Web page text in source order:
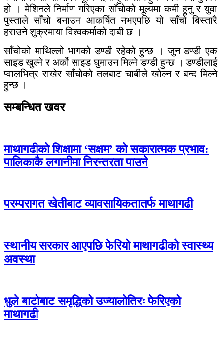
हो । मेशिनले निर्माण गरिएका साँचोको मूल्यमा कमी हुनु र युवा
पुस्ताले साँचो बनाउन आकर्षित नभएपछि यो साँचो बिस्तारै
हराउने शुक्रमाया विश्वकर्माको दाबी छ ।
साँचोको माथिल्लो भागको डण्डी रहेको हुन्छ । जुन डण्डी एक
साइड खुल्ने र अर्को साइड घुमाउन मिल्ने डण्डी हुन्छ । डण्डीलाई
प्वालभित्र राखेर साँचोको तलबाट चाबीले खोल्न र बन्द मिल्ने
हुन्छ ।
सम्बन्धित खवर
माथागढीको शिक्षामा ‘सक्षम’ को सकारात्मक प्रभाव:
पालिकाकै लगानीमा निरन्तरता पाउने
परम्परागत खेतीबाट व्यावसायिकतातर्फ माथागढी
स्थानीय सरकार आएपछि फेरियो माथागढीको स्वास्थ्य
अवस्था
धुले बाटोबाट समृद्धिको उज्यालोतिरः फेरिएको
माथागढी